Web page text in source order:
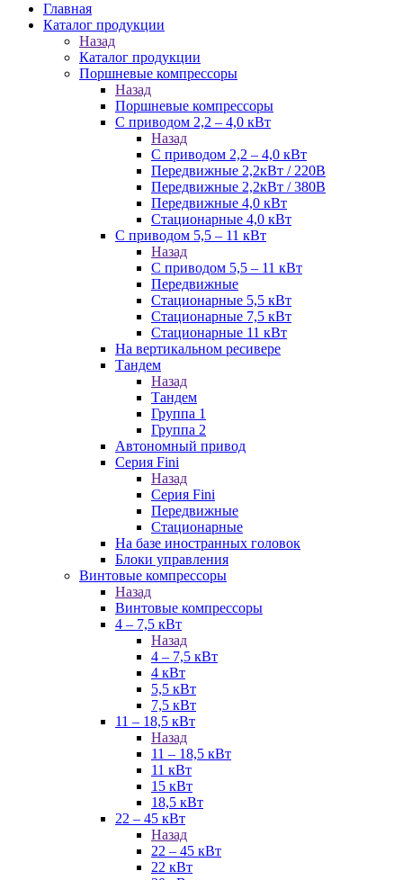
Главная
Каталог продукции
Назад
Каталог продукции
Поршневые компрессоры
Назад
Поршневые компрессоры
С приводом 2,2 – 4,0 кВт
Назад
С приводом 2,2 – 4,0 кВт
Передвижные 2,2кВт / 220В
Передвижные 2,2кВт / 380В
Передвижные 4,0 кВт
Стационарные 4,0 кВт
С приводом 5,5 – 11 кВт
Назад
С приводом 5,5 – 11 кВт
Передвижные
Стационарные 5,5 кВт
Стационарные 7,5 кВт
Стационарные 11 кВт
На вертикальном ресивере
Тандем
Назад
Тандем
Группа 1
Группа 2
Автономный привод
Серия Fini
Назад
Серия Fini
Передвижные
Стационарные
На базе иностранных головок
Блоки управления
Винтовые компрессоры
Назад
Винтовые компрессоры
4 – 7,5 кВт
Назад
4 – 7,5 кВт
4 кВт
5,5 кВт
7,5 кВт
11 – 18,5 кВт
Назад
11 – 18,5 кВт
11 кВт
15 кВт
18,5 кВт
22 – 45 кВт
Назад
22 – 45 кВт
22 кВт